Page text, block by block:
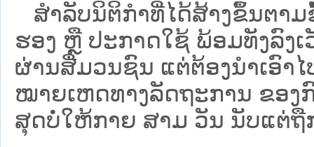
ສໍາລັບນິຕິກໍາທີ່ໄດ້ສ້າງຂຶ້ນຕາ
ຮອງ ຫຼື ປະກາດໃຊ້ ພ້ອມທັງລົງ
ຜ່ານສື່ມວນຊົນ ແຕ່ຕ້ອງນໍາເອົາ
ໝາຍ​ເຫດ​ທາງ​ລັດ​ຖະ​ການ​ ຂອ
ສຸດບໍ່ໃຫ້ກາຍ ສາມ ວັນ ນັບແຕ່ຖື